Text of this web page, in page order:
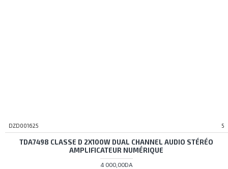
DZD001625 5
TDA7498 CLASSE D 2X100W DUAL CHANNEL AUDIO STÉRÉO
AMPLIFICATEUR NUMÉRIQUE
4 000,00DA